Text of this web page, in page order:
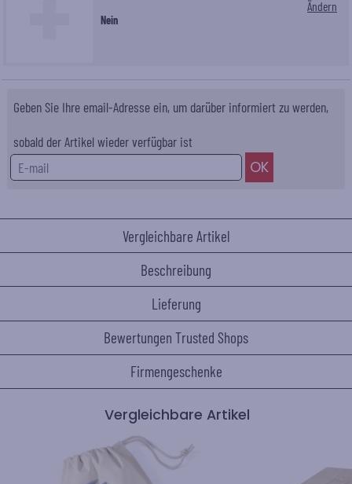
Nein
Ändern
Geben Sie Ihre email-Adresse ein, um darüber informiert zu werden,
sobald der Artikel wieder verfügbar ist
Vergleichbare Artikel
Beschreibung
Lieferung
Bewertungen Trusted Shops
Firmengeschenke
Vergleichbare Artikel